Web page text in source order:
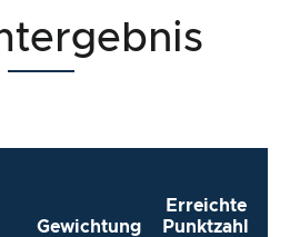
Gewichtung
Erreichte
Punktzahl